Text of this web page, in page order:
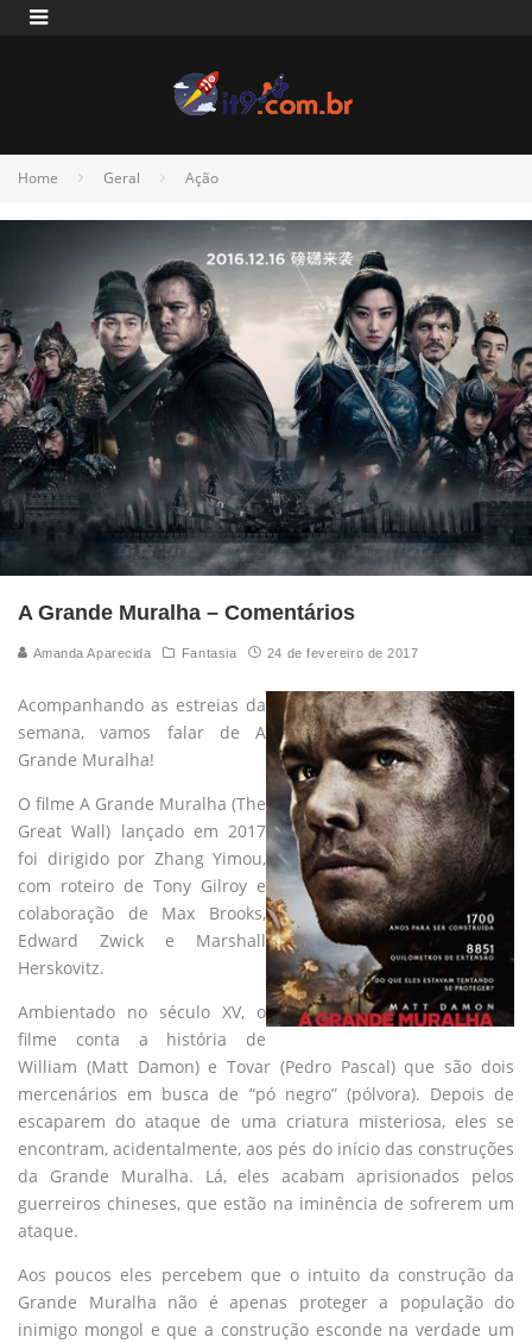
Home Geral Ação
A Grande Muralha – Comentários
Amanda Aparecida Fantasia 24 de fevereiro de 2017
Acompanhando as estreias da
semana, vamos falar de A
Grande Muralha!
O filme A Grande Muralha (The
Great Wall) lançado em 2017
foi dirigido por Zhang Yimou,
com roteiro de Tony Gilroy e
colaboração de Max Brooks,
Edward Zwick e Marshall
Herskovitz.
Ambientado no século XV, o
filme conta a história de
William (Matt Damon) e Tovar (Pedro Pascal) que são dois
mercenários em busca de “pó negro” (pólvora). Depois de
escaparem do ataque de uma criatura misteriosa, eles se
encontram, acidentalmente, aos pés do início das construções
da Grande Muralha. Lá, eles acabam aprisionados pelos
guerreiros chineses, que estão na iminência de sofrerem um
ataque.
Aos poucos eles percebem que o intuito da construção da
Grande Muralha não é apenas proteger a população do
inimigo mongol e que a construção esconde na verdade um